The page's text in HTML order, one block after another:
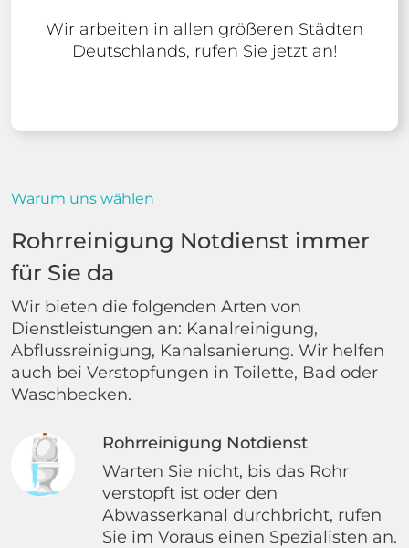
Wir arbeiten in allen größeren Städten
Deutschlands, rufen Sie jetzt an!
Warum uns wählen
Rohrreinigung Notdienst immer
für Sie da
Wir bieten die folgenden Arten von
Dienstleistungen an: Kanalreinigung,
Abflussreinigung, Kanalsanierung. Wir helfen
auch bei Verstopfungen in Toilette, Bad oder
Waschbecken.
Rohrreinigung Notdienst
Warten Sie nicht, bis das Rohr
verstopft ist oder den
Abwasserkanal durchbricht, rufen
Sie im Voraus einen Spezialisten an.